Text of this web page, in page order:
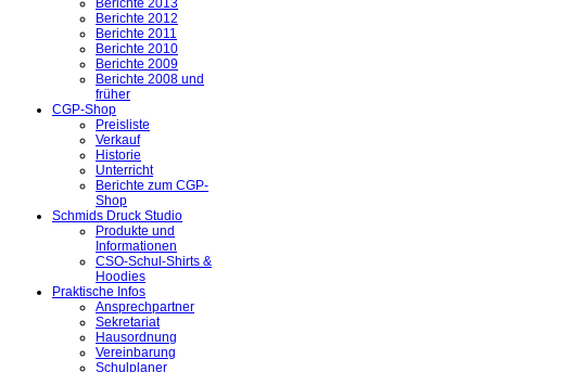
Berichte 2013
Berichte 2012
Berichte 2011
Berichte 2010
Berichte 2009
Berichte 2008 und
früher
CGP-Shop
Preisliste
Verkauf
Historie
Unterricht
Berichte zum CGP-
Shop
Schmids Druck Studio
Produkte und
Informationen
CSO-Schul-Shirts &
Hoodies
Praktische Infos
Ansprechpartner
Sekretariat
Hausordnung
Vereinbarung
Schulplaner